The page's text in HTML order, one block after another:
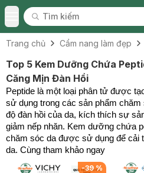
Toggle Menu
Tìm kiếm
Tìm kiếm
Trang chủ Cẩm nang làm đẹp
Top 5 Kem Dưỡng Chứa
Căng Mịn Đàn Hồi
Peptide là một loại phân tử được
sử dụng trong các sản phẩm
độ đàn hồi của da, kích thích sự
giảm nếp nhăn. Kem dưỡng chứa
chăm sóc da được sử dụng để cải
da. Cùng tham khảo ngay
-39%